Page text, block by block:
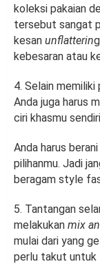
koleksi pakaian
tersebut sangat
kesan unflatterin
kebesaran atau
4. Selain
Anda juga harus
ciri khasmu
Anda harus
pilihanmu. Jadi
beragam style
5. Tantangan
melakukan mix
mulai dari yang
perlu takut untuk